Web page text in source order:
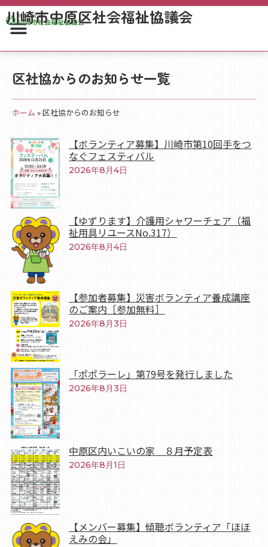
川崎市中原区社会福祉協議会
区社協からのお知らせ一覧
ホーム »区社協からのお知らせ
【ボランティア募集】川崎市第10回手をつ
なぐフェスティバル
2026年8月4日
【ゆずります】介護用シャワーチェア（福
祉用具リユースNo.317）
2026年8月4日
【参加者募集】災害ボランティア養成講座
のご案内［参加無料］
2026年8月3日
「ポポラーレ」第79号を発行しました
2026年8月3日
中原区内いこいの家 ８月予定表
2026年8月1日
【メンバー募集】傾聴ボランティア「ほほ
えみの会」